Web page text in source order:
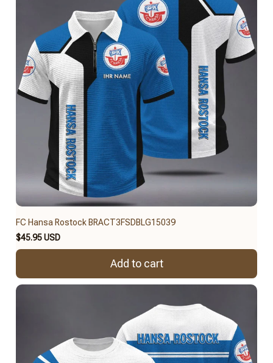
FC Hansa Rostock BRACT3FSDBLG15039
$45.95 USD
Add to cart